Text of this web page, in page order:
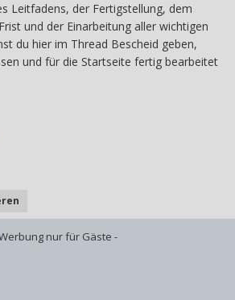
Leitfadens, der Fertigstellung, dem
und der Einarbeitung aller wichtigen
du hier im Thread Bescheid geben,
und für die Startseite fertig bearbeitet
nur für Gäste -